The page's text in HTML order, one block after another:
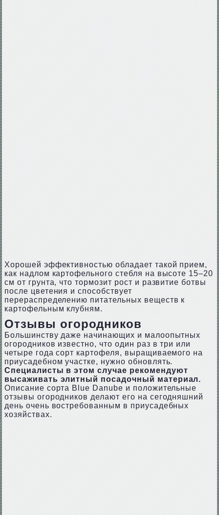
Хорошей эффективностью обладает такой прием,
как надлом картофельного стебля на высоте 15–20
см от грунта, что тормозит рост и развитие ботвы
после цветения и способствует
перераспределению питательных веществ к
картофельным клубням.
Отзывы огородников
Большинству даже начинающих и малоопытных
огородников известно, что один раз в три или
четыре года сорт картофеля, выращиваемого на
приусадебном участке, нужно обновлять.
Специалисты в этом случае рекомендуют
высаживать элитный посадочный материал.
Описание сорта Blue Danube и положительные
отзывы огородников делают его на сегодняшний
день очень востребованным в приусадебных
хозяйствах.